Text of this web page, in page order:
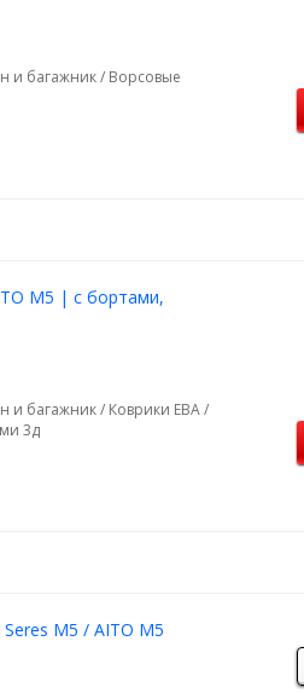
и багажник / Ворсовые
M5 | с бортами,
и багажник / Коврики ЕВА /
3д
M5 / AITO M5